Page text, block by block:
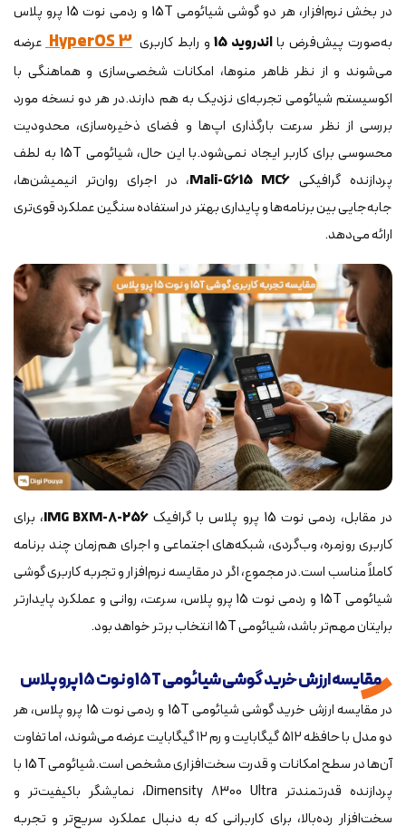
در بخش نرم‌افزار، هر دو گوشی شیائومی 15T و ردمی نوت 15 پرو پلاس
به‌صورت پیش‌فرض بااندروید 15 و رابط کاربری HyperOS 3 عرضه
می‌شوند و از نظر ظاهر منوها، امکانات شخصی‌سازی و هماهنگی با
اکوسیستم شیائومی تجربه‌ای نزدیک به هم دارند.در هر دو نسخه مورد
بررسی از نظر سرعت بارگذاری اپ‌ها و فضای ذخیره‌سازی، محدودیت
محسوسی برای کاربر ایجاد نمی‌شود.با این حال، شیائومی 15T به لطف
پردازنده گرافیکی Mali-G615 MC6، در اجرای روان‌تر انیمیشن‌ها،
جابه‌جایی بین برنامه‌ها و پایداری بهتر در استفاده سنگین عملکرد قوی‌تری
ارائه می‌دهد.
در مقابل، ردمی نوت 15 پرو پلاس با گرافیک IMG BXM-8-256، برای
کاربری روزمره، وب‌گردی، شبکه‌های اجتماعی و اجرای هم‌زمان چند برنامه
کاملاً مناسب است.در مجموع، اگر در مقایسه نرم‌افزار و تجربه کاربری گوشی
شیائومی 15T و ردمی نوت 15 پرو پلاس، سرعت، روانی و عملکرد پایدارتر
برایتان مهم‌تر باشد، شیائومی 15T انتخاب برتر خواهد بود.
مقایسه ارزش خرید گوشی شیائومی 15T و نوت 15 پرو پلاس
در مقایسه ارزش خرید گوشی شیائومی 15T و ردمی نوت 15 پرو پلاس، هر
دو مدل با حافظه ۵۱۲ گیگابایت و رم ۱۲ گیگابایت عرضه می‌شوند، اما تفاوت
آن‌ها در سطح امکانات و قدرت سخت‌افزاری مشخص است.شیائومی 15T با
پردازنده قدرتمندتر Dimensity 8300 Ultra، نمایشگر باکیفیت‌تر و
سخت‌افزار رده‌بالا، برای کاربرانی که به دنبال عملکرد سریع‌تر و تجربه